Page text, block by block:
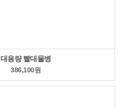
대용량 빨대물병
386,100원